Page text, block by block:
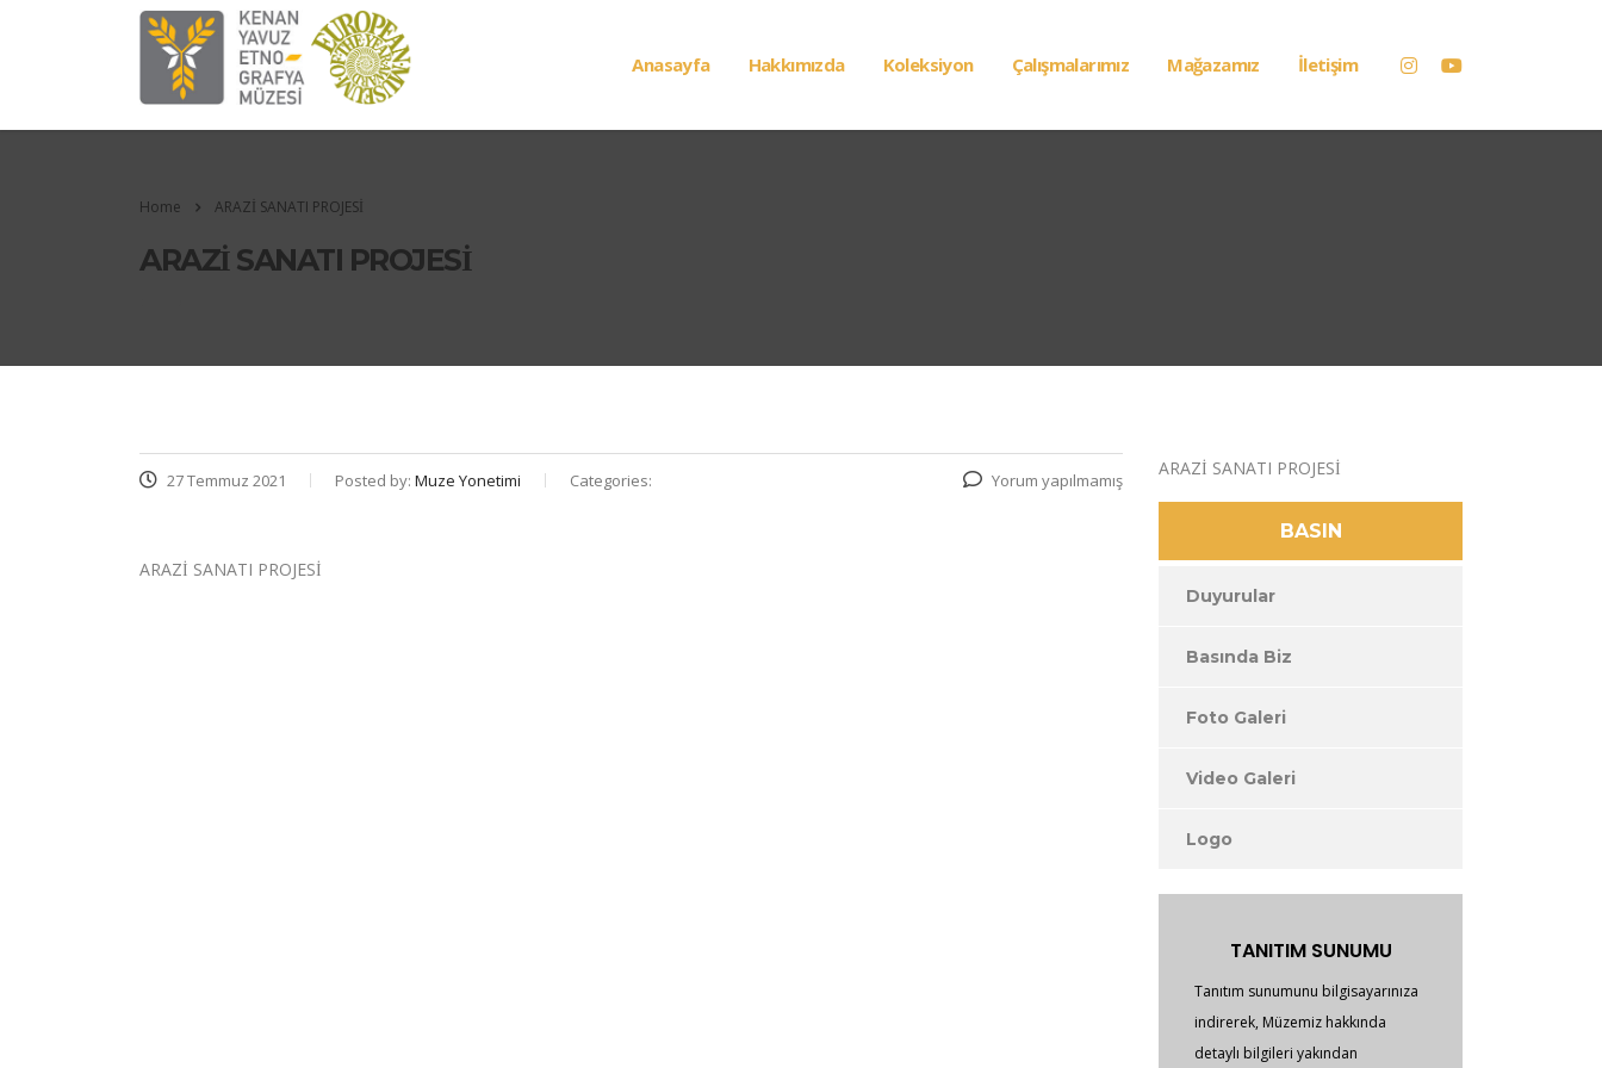
Anasayfa Hakkımızda Koleksiyon Çalışmalarımız Mağazamız İletişim
Home ARAZİ SANATI PROJESİ
ARAZİ SANATI PROJESİ
27 Temmuz 2021 Posted by: Muze Yonetimi Categories: Yorum yapılmamış
ARAZİ SANATI PROJESİ
ARAZİ SANATI PROJESİ
BASIN
Duyurular
Basında Biz
Foto Galeri
Video Galeri
Logo
TANITIM SUNUMU
Tanıtım sunumunu bilgisayarınıza
indirerek, Müzemiz hakkında
detaylı bilgileri yakından